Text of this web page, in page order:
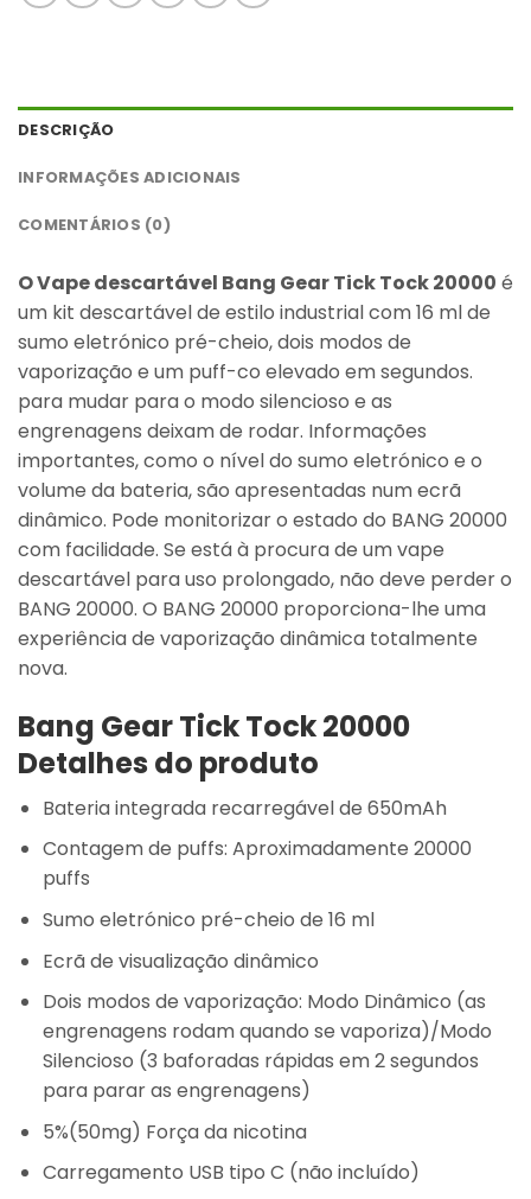
DESCRIÇÃO
INFORMAÇÕES ADICIONAIS
COMENTÁRIOS (0)
O Vape descartável Bang Gear Tick Tock 20000 é
um kit descartável de estilo industrial com 16 ml de
sumo eletrónico pré-cheio, dois modos de
vaporização e um puff-co elevado em segundos.
para mudar para o modo silencioso e as
engrenagens deixam de rodar. Informações
importantes, como o nível do sumo eletrónico e o
volume da bateria, são apresentadas num ecrã
dinâmico. Pode monitorizar o estado do BANG 20000
com facilidade. Se está à procura de um vape
descartável para uso prolongado, não deve perder o
BANG 20000. O BANG 20000 proporciona-lhe uma
experiência de vaporização dinâmica totalmente
nova.
Bang Gear Tick Tock 20000
Detalhes do produto
Bateria integrada recarregável de 650mAh
Contagem de puffs: Aproximadamente 20000
puffs
Sumo eletrónico pré-cheio de 16 ml
Ecrã de visualização dinâmico
Dois modos de vaporização: Modo Dinâmico (as
engrenagens rodam quando se vaporiza)/Modo
Silencioso (3 baforadas rápidas em 2 segundos
para parar as engrenagens)
5%(50mg) Força da nicotina
Carregamento USB tipo C (não incluído)